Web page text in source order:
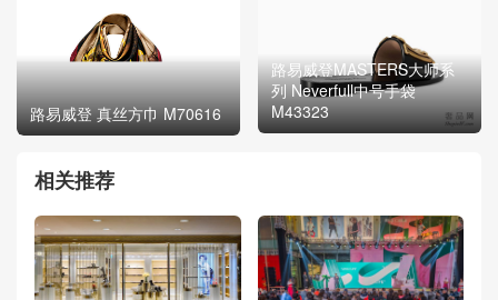
路易威登 真丝方巾 M70616
路易威登MASTERS大师系
列 Neverfull中号手袋
M43323
相关推荐